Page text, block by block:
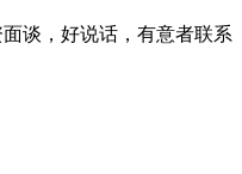
谈，好说话，有意者联系